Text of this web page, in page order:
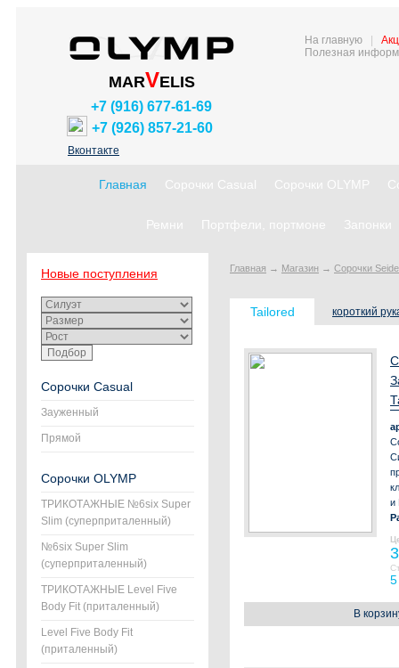
MARVELIS
+7 (916) 677-61-69
+7 (926) 857-21-60
Вконтакте
На главную
Полезная
Главная Сорочки Casual Сорочки OLYMP
Ремни Портфели, портмоне Запонки
Новые поступления
Сорочки Casual
Зауженный
Прямой
Сорочки OLYMP
ТРИКОТАЖНЫЕ №6six Super
Slim (суперприталенный)
№6six Super Slim
(суперприталенный)
ТРИКОТАЖНЫЕ Level Five
Body Fit (приталенный)
Level Five Body Fit
(приталенный)
Главная → Магазин → Сорочки
Tailored короткий
и
В